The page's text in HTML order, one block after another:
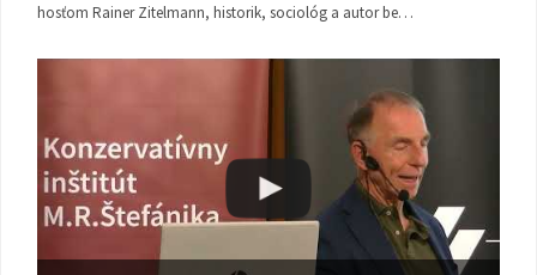
hosťom Rainer Zitelmann, historik, sociológ a autor be…